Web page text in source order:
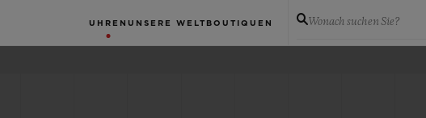
UHREN UNSERE WELT BOUTIQUEN Wonach suchen Sie?